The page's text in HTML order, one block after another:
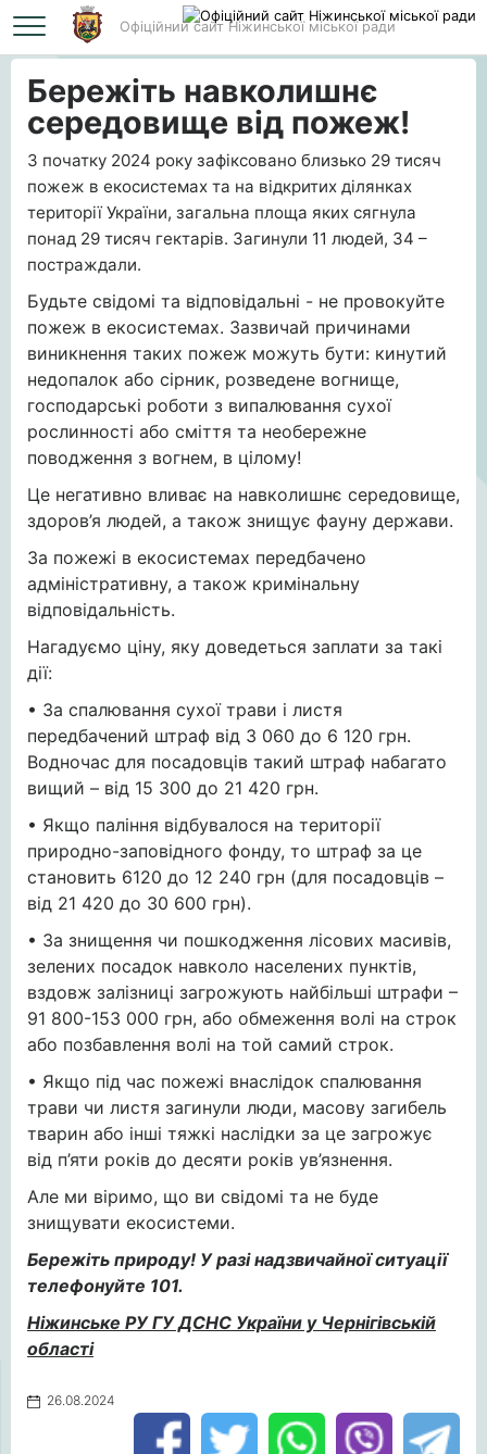
Офіційний сайт Ніжинської міської ради
Головна Бережіть навколишнє середовище від пожеж!
Бережіть навколишнє
середовище від пожеж!
З початку 2024 року зафіксовано близько 29 тисяч
пожеж в екосистемах та на відкритих ділянках
території України, загальна площа яких сягнула
понад 29 тисяч гектарів. Загинули 11 людей, 34 –
постраждали.
Будьте свідомі та відповідальні - не провокуйте
пожеж в екосистемах. Зазвичай причинами
виникнення таких пожеж можуть бути: кинутий
недопалок або сірник, розведене вогнище,
господарські роботи з випалювання сухої
рослинності або сміття та необережне
поводження з вогнем, в цілому!
Це негативно вливає на навколишнє середовище,
здоров’я людей, а також знищує фауну держави.
За пожежі в екосистемах передбачено
адміністративну, а також кримінальну
відповідальність.
Нагадуємо ціну, яку доведеться заплати за такі
дії:
• За спалювання сухої трави і листя
передбачений штраф від 3 060 до 6 120 грн.
Водночас для посадовців такий штраф набагато
вищий – від 15 300 до 21 420 грн.
• Якщо паління відбувалося на території
природно-заповідного фонду, то штраф за це
становить 6120 до 12 240 грн (для посадовців –
від 21 420 до 30 600 грн).
• За знищення чи пошкодження лісових масивів,
зелених посадок навколо населених пунктів,
вздовж залізниці загрожують найбільші штрафи –
91 800-153 000 грн, або обмеження волі на строк
або позбавлення волі на той самий строк.
• Якщо під час пожежі внаслідок спалювання
трави чи листя загинули люди, масову загибель
тварин або інші тяжкі наслідки за це загрожує
від п’яти років до десяти років ув’язнення.
Але ми віримо, що ви свідомі та не буде
знищувати екосистеми.
Бережіть природу! У разі надзвичайної ситуації
телефонуйте 101.
Ніжинське РУ ГУ ДСНС України у Чернігівській
області
26.08.2024